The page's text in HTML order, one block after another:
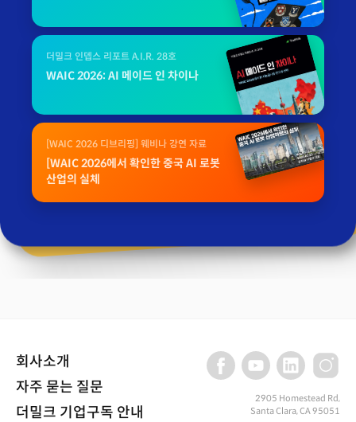
더밀크 인뎁스 리포트 A.I.R. 28호
WAIC 2026: AI 메이드 인 차이나
[WAIC 2026 디브리핑] 웨비나 강연 자료
[WAIC 2026에서 확인한 중국 AI 로봇
산업의 실체
회사소개
자주 묻는 질문
더밀크 기업구독 안내
2905 Homestead Rd,
Santa Clara, CA 95051